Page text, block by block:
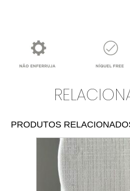
PRODUTOS